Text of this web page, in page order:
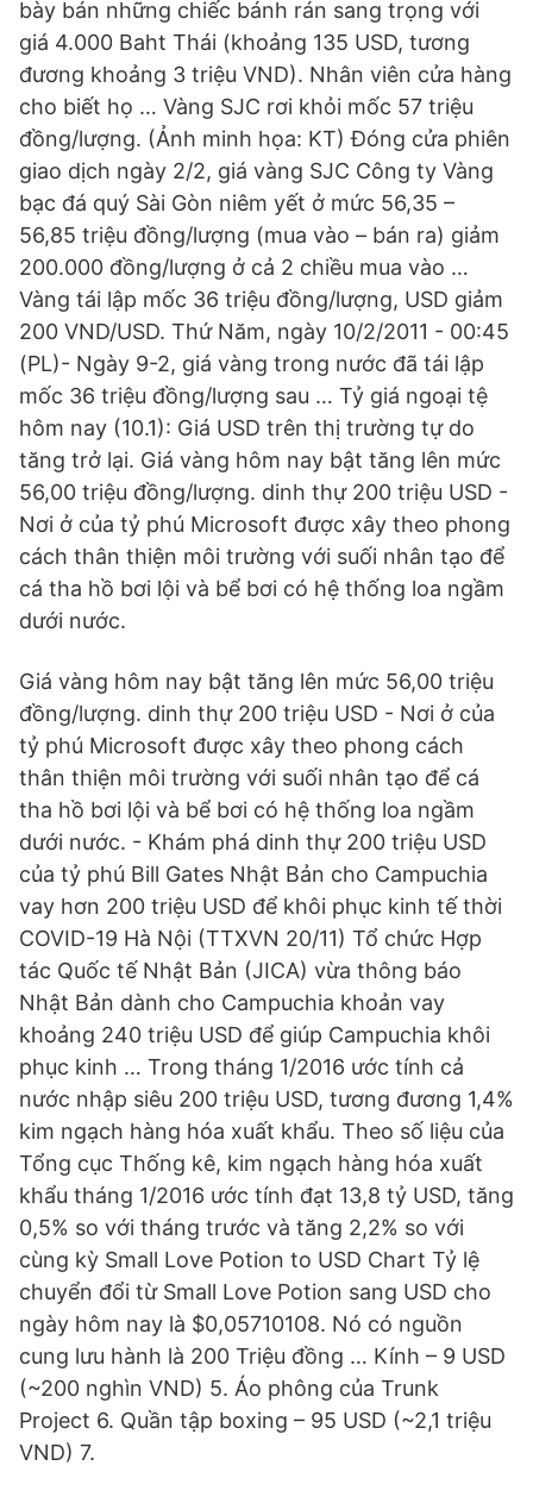
bày bán những chiếc bánh rán sang trọng với
giá 4.000 Baht Thái (khoảng 135 USD, tương
đương khoảng 3 triệu VND). Nhân viên cửa hàng
cho biết họ … Vàng SJC rơi khỏi mốc 57 triệu
đồng/lượng. (Ảnh minh họa: KT) Đóng cửa phiên
giao dịch ngày 2/2, giá vàng SJC Công ty Vàng
bạc đá quý Sài Gòn niêm yết ở mức 56,35 –
56,85 triệu đồng/lượng (mua vào – bán ra) giảm
200.000 đồng/lượng ở cả 2 chiều mua vào …
Vàng tái lập mốc 36 triệu đồng/lượng, USD giảm
200 VND/USD. Thứ Năm, ngày 10/2/2011 - 00:45
(PL)- Ngày 9-2, giá vàng trong nước đã tái lập
mốc 36 triệu đồng/lượng sau … Tỷ giá ngoại tệ
hôm nay (10.1): Giá USD trên thị trường tự do
tăng trở lại. Giá vàng hôm nay bật tăng lên mức
56,00 triệu đồng/lượng. dinh thự 200 triệu USD -
Nơi ở của tỷ phú Microsoft được xây theo phong
cách thân thiện môi trường với suối nhân tạo để
cá tha hồ bơi lội và bể bơi có hệ thống loa ngầm
dưới nước.
Giá vàng hôm nay bật tăng lên mức 56,00 triệu
đồng/lượng. dinh thự 200 triệu USD - Nơi ở của
tỷ phú Microsoft được xây theo phong cách
thân thiện môi trường với suối nhân tạo để cá
tha hồ bơi lội và bể bơi có hệ thống loa ngầm
dưới nước. - Khám phá dinh thự 200 triệu USD
của tỷ phú Bill Gates Nhật Bản cho Campuchia
vay hơn 200 triệu USD để khôi phục kinh tế thời
COVID-19 Hà Nội (TTXVN 20/11) Tổ chức Hợp
tác Quốc tế Nhật Bản (JICA) vừa thông báo
Nhật Bản dành cho Campuchia khoản vay
khoảng 240 triệu USD để giúp Campuchia khôi
phục kinh … Trong tháng 1/2016 ước tính cả
nước nhập siêu 200 triệu USD, tương đương 1,4%
kim ngạch hàng hóa xuất khẩu. Theo số liệu của
Tổng cục Thống kê, kim ngạch hàng hóa xuất
khẩu tháng 1/2016 ước tính đạt 13,8 tỷ USD, tăng
0,5% so với tháng trước và tăng 2,2% so với
cùng kỳ Small Love Potion to USD Chart Tỷ lệ
chuyển đổi từ Small Love Potion sang USD cho
ngày hôm nay là $0,05710108. Nó có nguồn
cung lưu hành là 200 Triệu đồng … Kính – 9 USD
(~200 nghìn VND) 5. Áo phông của Trunk
Project 6. Quần tập boxing – 95 USD (~2,1 triệu
VND) 7.